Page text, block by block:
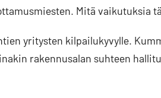
Mitä vaikutuksia
yritysten kilpailukyvylle.
rakennusalan suhteen